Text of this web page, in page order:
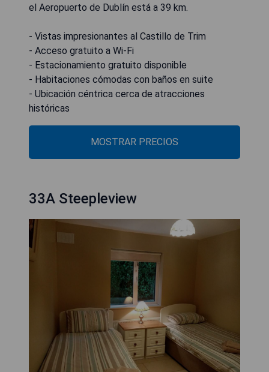
el Aeropuerto de Dublín está a 39 km.
- Vistas impresionantes al Castillo de Trim
- Acceso gratuito a Wi-Fi
- Estacionamiento gratuito disponible
- Habitaciones cómodas con baños en suite
- Ubicación céntrica cerca de atracciones
históricas
MOSTRAR PRECIOS
33A Steepleview